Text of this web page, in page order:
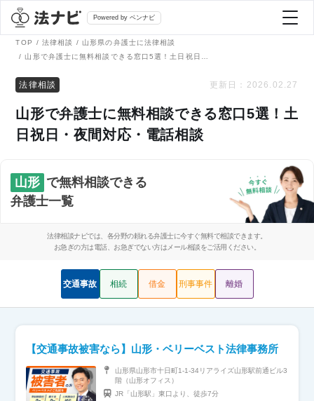
Powered by ベンナビ
全て
刑事事件
債務整理
離婚問題
遺産相続
労働問題
弁護士を探す
おすすめ弁護士診断
掲載をご検討の弁護士の方へ
TOP 法律相談
山形県の弁護士に法律相談
法律相談 更新日： 2026.02.27
山形で弁護士に無料相談できる窓口5選！土
日祝日・夜間対応・電話相談
山形 で無料相談できる
弁護士一覧
法律相談ナビでは、各分野の頼れる弁護士に今すぐ無料で相談できます。
お急ぎの方は電話、お急ぎでない方はメール相談をご活用ください。
交通事故 相続 借金 刑事事件 離婚
【交通事故被害なら】山形・ベリーベスト法律事務所
山形県山形市十日町1-1-34リアライズ山形駅前通ビル3
階（山形オフィス）
JR「山形駅」東口より、徒歩7分